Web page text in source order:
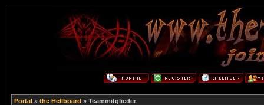
Portal » the Hellboard » Teammitglieder